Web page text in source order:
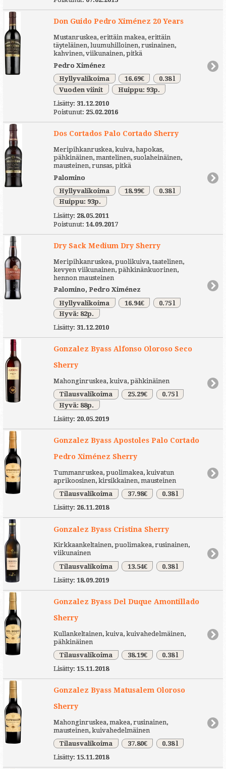
Don Guido Pedro Ximénez 20 Years
Mustanruskea, erittäin makea, erittäin
täyteläinen, luumuhilloinen, rusinainen,
kahvinen, viikunainen, pitkä
Pedro Ximénez
Hyllyvalikoima
16.69€
0.38 l
Vuoden viinit
Huippu: 93p.
Lisätty: 31.12.2010
Poistunut: 25.02.2016
Dos Cortados Palo Cortado Sherry
Meripihkanruskea, kuiva, hapokas,
pähkinäinen, mantelinen, suolaheinäinen,
mausteinen, runsas, pitkä
Palomino
Hyllyvalikoima
18.99€
0.38 l
Huippu: 93p.
Lisätty: 28.05.2011
Poistunut: 14.09.2017
Dry Sack Medium Dry Sherry
Meripihkanruskea, puolikuiva, taatelinen,
kevyen viikunainen, pähkinänkuorinen,
hennon mausteinen
Palomino, Pedro Ximénez
Hyllyvalikoima
16.94€
0.75 l
Hyvä: 82p.
Lisätty: 31.12.2010
Gonzalez Byass Alfonso Oloroso Seco
Sherry
Mahonginruskea, kuiva, pähkinäinen
Tilausvalikoima
25.29€
0.75 l
Hyvä: 88p.
Lisätty: 20.05.2019
Gonzalez Byass Apostoles Palo Cortado
Pedro Ximénez Sherry
Tummanruskea, puolimakea, kuivatun
aprikoosinen, kirsikkainen, mausteinen
Tilausvalikoima
37.98€
0.38 l
Lisätty: 26.11.2018
Gonzalez Byass Cristina Sherry
Kirkkaankeltainen, puolimakea, rusinainen,
viikunainen
Tilausvalikoima
13.54€
0.38 l
Lisätty: 18.09.2019
Gonzalez Byass Del Duque Amontillado
Sherry
Kullankeltainen, kuiva, kuivahedelmäinen,
pähkinäinen
Tilausvalikoima
38.19€
0.38 l
Lisätty: 15.11.2018
Gonzalez Byass Matusalem Oloroso
Sherry
Mahonginruskea, makea, rusinainen,
mausteinen, kuivahedelmäinen
Tilausvalikoima
37.80€
0.38 l
Lisätty: 15.11.2018